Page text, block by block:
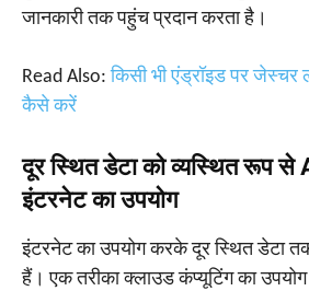
जानकारी तक पहुंच प्रदान करता है।
Read Also:किसी भी एंड्रॉइड पर जेस्चर
कैसे करें
दूर स्थित डेटा को व्यस्थित रूप
इंटरनेट का उपयोग
इंटरनेट का उपयोग करके दूर स्थित डेटा
हैं। एक तरीका क्लाउड कंप्यूटिंग का